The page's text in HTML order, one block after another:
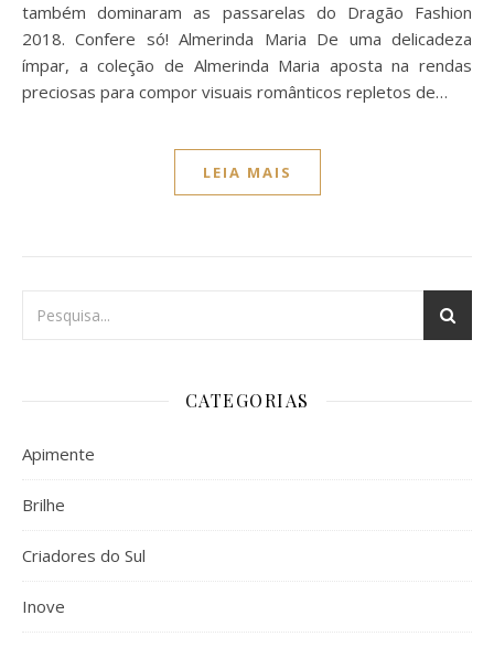
também dominaram as passarelas do Dragão Fashion
2018. Confere só! Almerinda Maria De uma delicadeza
ímpar, a coleção de Almerinda Maria aposta na rendas
preciosas para compor visuais românticos repletos de…
LEIA MAIS
CATEGORIAS
Apimente
Brilhe
Criadores do Sul
Inove